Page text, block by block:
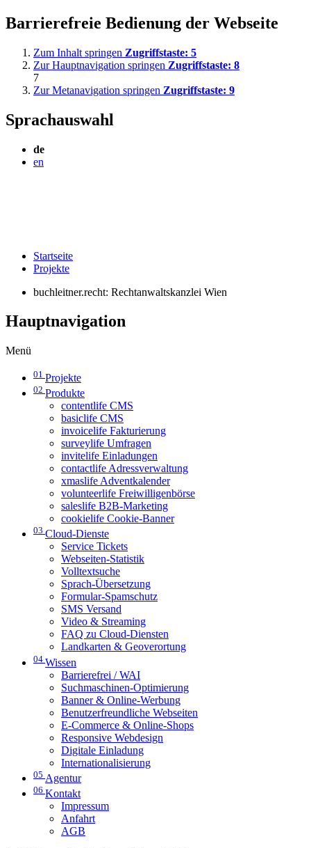
Barrierefreie Bedienung der Webseite
Zum Inhalt springen Zugriffstaste: 5
Zur Hauptnavigation springen Zugriffstaste: 8
7
Zur Metanavigation springen Zugriffstaste: 9
Sprachauswahl
de
en
Startseite
Projekte
buchleitner.recht: Rechtanwaltskanzlei Wien
Hauptnavigation
Menü
01 Projekte
02 Produkte
contentlife CMS
basiclife CMS
invoicelife Fakturierung
surveylife Umfragen
invitelife Einladungen
contactlife Adressverwaltung
xmaslife Adventkalender
volunteerlife Freiwilligenbörse
saleslife B2B-Marketing
cookielife Cookie-Banner
03 Cloud-Dienste
Service Tickets
Webseiten-Statistik
Volltextsuche
Sprach-Übersetzung
Formular-Spamschutz
SMS Versand
Video & Streaming
FAQ zu Cloud-Diensten
Landkarten & Geoverortung
04 Wissen
Barrierefrei / WAI
Suchmaschinen-Optimierung
Banner & Online-Werbung
Benutzerfreundliche Webseiten
E-Commerce & Online-Shops
Responsive Webdesign
Digitale Einladung
Internationalisierung
05 Agentur
06 Kontakt
Impressum
Anfahrt
AGB